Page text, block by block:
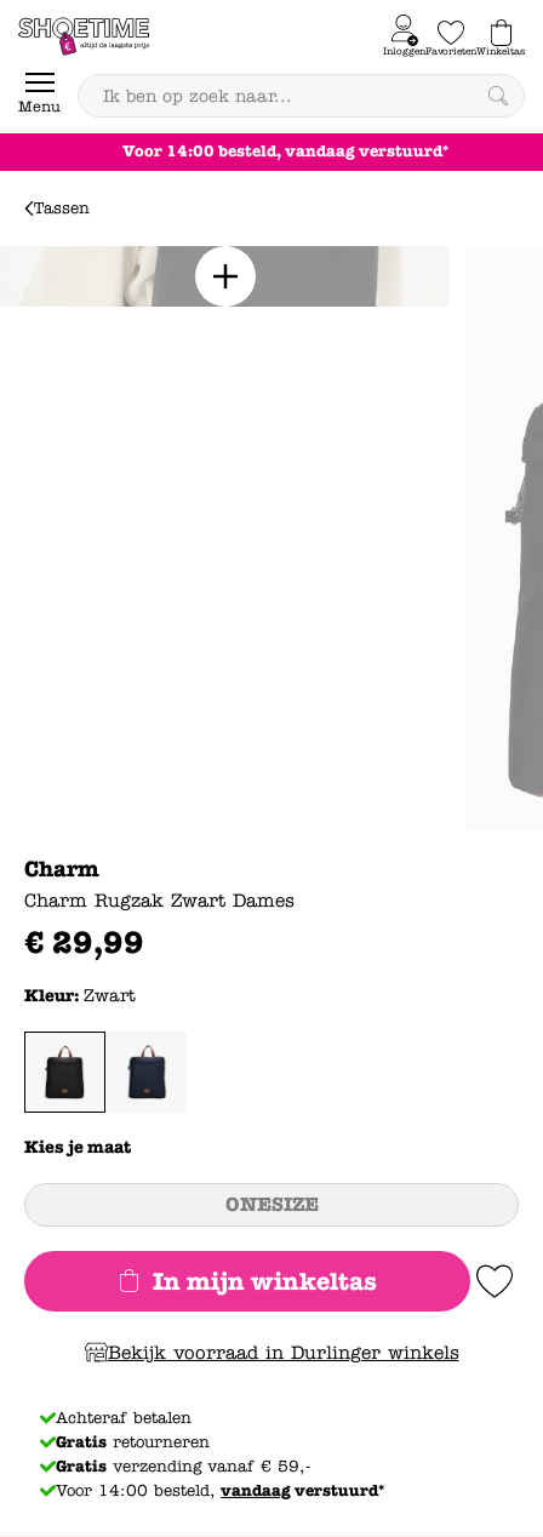
Skip to content
Menu
InloggenFavorietenWinkeltas
0
Voor 14:00 besteld, vandaag verstuurd*
Tassen
Charm
Charm Rugzak Zwart Dames
€ 29,99
Kleur: Zwart
Kies je maat
ONESIZE
In mijn winkeltas Add to
Bekijk voorraad in Durlinger winkels
Achteraf betalen
Gratis retourneren
Gratis verzending vanaf € 59,-
Voor 14:00 besteld, vandaagverstuurd*